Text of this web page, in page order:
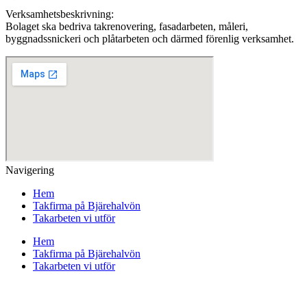
Verksamhetsbeskrivning:
Bolaget ska bedriva takrenovering, fasadarbeten, måleri,
byggnadssnickeri och plåtarbeten och därmed förenlig verksamhet.
Navigering
Hem
Takfirma på Bjärehalvön
Takarbeten vi utför
Hem
Takfirma på Bjärehalvön
Takarbeten vi utför